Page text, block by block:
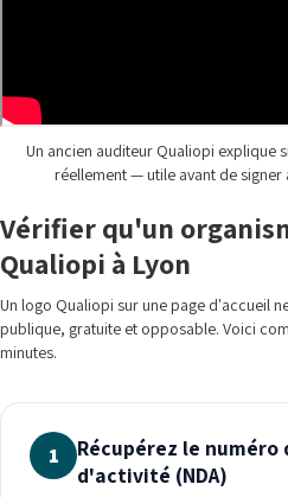
Un ancien auditeur Qualiopi explique
réellement — utile avant de signer
Vérifier qu'un
Qualiopi à Lyon
Un logo Qualiopi sur une page d'accueil
publique, gratuite et opposable. Voici
minutes.
1
Récupérez le
d'activité (NDA)